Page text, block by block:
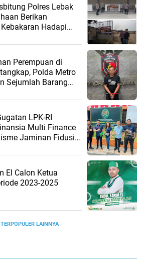
Polres Lebak
Berikan
Hadapi
Perempuan di
Polda Metro
Sejumlah Barang
LPK-RI
Multi Finance
Jaminan Fidusia
El Calon Ketua
2023-2025
TERPOPULER LAINNYA